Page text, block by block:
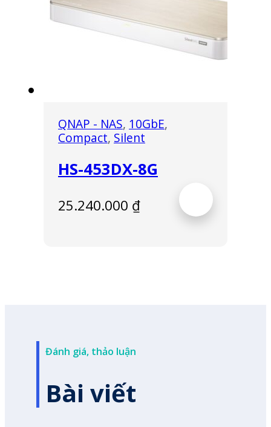
QNAP - NAS, 10GbE,
Compact, Silent
HS-453DX-8G
25.240.000 ₫
Đánh giá, thảo luận
Bài viết